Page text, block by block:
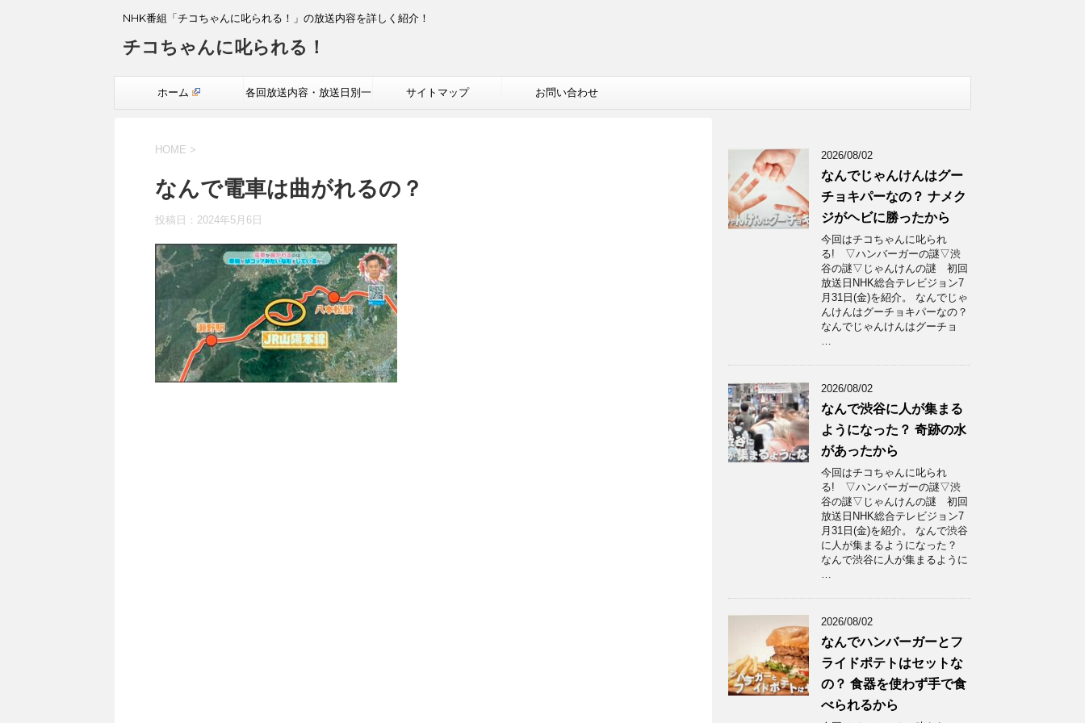
NHK番組「チコちゃんに叱られる！」の放送内容を詳しく紹介！
チコちゃんに叱られる！
ホーム 各回放送内容・放送日別一 サイトマップ お問い合わせ
HOME >
なんで電車は曲がれるの？
投稿日： 2024年5月6日
2026/08/02
なんでじゃんけんはグー
チョキパーなの？ ナメク
ジがヘビに勝ったから
今回はチコちゃんに叱られ
る! ▽ハンバーガーの謎▽渋
谷の謎▽じゃんけんの謎 初回
放送日NHK総合テレビジョン7
月31日(金)を紹介。 なんでじゃ
んけんはグーチョキパーなの？
なんでじゃんけんはグーチョ
…
2026/08/02
なんで渋谷に人が集まる
ようになった？ 奇跡の水
があったから
今回はチコちゃんに叱られ
る! ▽ハンバーガーの謎▽渋
谷の謎▽じゃんけんの謎 初回
放送日NHK総合テレビジョン7
月31日(金)を紹介。 なんで渋谷
に人が集まるようになった？
なんで渋谷に人が集まるように
…
2026/08/02
なんでハンバーガーとフ
ライドポテトはセットな
の？ 食器を使わず手で食
べられるから